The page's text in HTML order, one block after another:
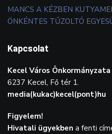
MANCS A KÉZBEN
ÖNKÉNTES TŰZOLTÓ
Kapcsolat
Kecel Város Önkormányzata
6237 Kecel, Fő tér 1.
media(kukac)kecel(pont)hu
Figyelem!
Hivatali ügyekben a fenti